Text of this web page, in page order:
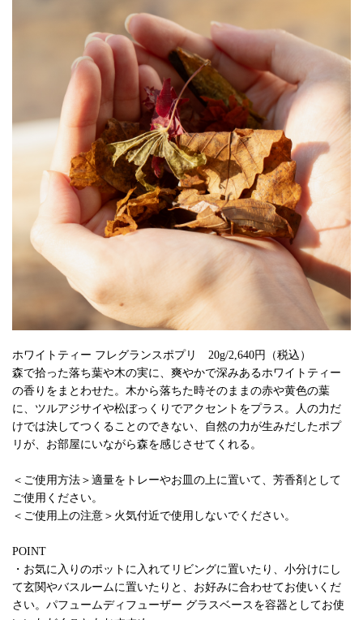
ホワイトティー フレグランスポプリ 20g/2,640円（税込）
森で拾った落ち葉や木の実に、爽やかで深みあるホワイトティー
の香りをまとわせた。木から落ちた時そのままの赤や黄色の葉
に、ツルアジサイや松ぼっくりでアクセントをプラス。人の力だ
けでは決してつくることのできない、自然の力が生みだしたポプ
リが、お部屋にいながら森を感じさせてくれる。
＜ご使用方法＞適量をトレーやお皿の上に置いて、芳香剤として
ご使用ください。
＜ご使用上の注意＞火気付近で使用しないでください。
POINT
・お気に入りのポットに入れてリビングに置いたり、小分けにし
て玄関やバスルームに置いたりと、お好みに合わせてお使いくだ
さい。パフュームディフューザー グラスベースを容器としてお使